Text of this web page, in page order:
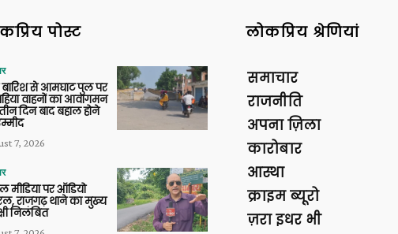
पोस्ट
बारिश से आमघाट पुल पर
वाहनों का आवागमन
दिन बाद बहाल होने
7, 2026
मीडिया पर ऑडियो
राजगढ़ थाने का मुख्य
निलंबित
लोकप्रिय श्रेणियां
समाचार
राजनीति
अपना ज़िला
कारोबार
आस्था
क्राइम ब्यूरो
ज़रा इधर भी